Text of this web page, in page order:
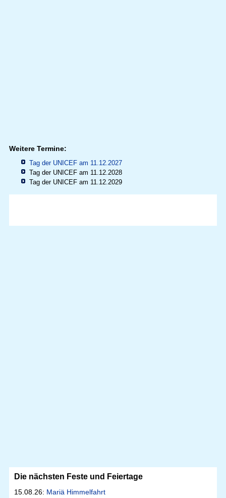
Weitere Termine:
Tag der UNICEF am 11.12.2027
Tag der UNICEF am 11.12.2028
Tag der UNICEF am 11.12.2029
Die nächsten Feste und Feiertage
15.08.26: Mariä Himmelfahrt